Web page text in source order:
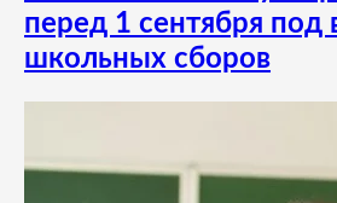
перед 1 сентября под
школьных сборов